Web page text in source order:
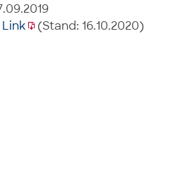
Link (Stand: 16.10.2020)